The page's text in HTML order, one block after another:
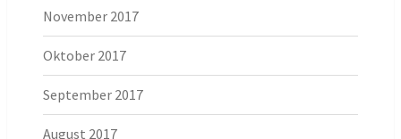
November 2017
Oktober 2017
September 2017
August 2017